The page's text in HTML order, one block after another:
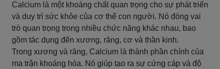
Calcium là một khoáng chất quan trọng cho sự phát triển
và duy trì sức khỏe của cơ thể con người. Nó đóng vai
trò quan trọng trong nhiều chức năng khác nhau, bao
gồm tác dụng đến xương, răng, cơ và thần kinh.
Trong xương và răng, Calcium là thành phần chính của
ma trận khoáng hóa. Nó giúp tạo ra sự cứng cáp và độ